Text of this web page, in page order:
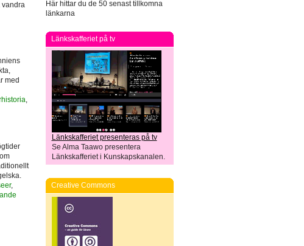
vandra
med
,
,
Här hittar du de 50 senast tillkomna
länkarna
Länkskafferiet på tv
Länkskafferiet presenteras på tv
Se Alma Taawo presentera
Länkskafferiet i Kunskapskanalen.
Creative Commons